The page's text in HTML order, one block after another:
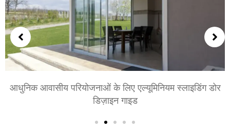
शयनकक्षों और बैठक कक्षों के लिए एल्युमीनियम के दरवाजे चुनना:
आराम, शैली, और गोपनीयता